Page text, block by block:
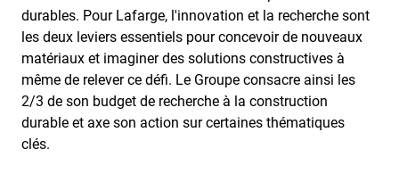
durables. Pour Lafarge, l'innovation et la recherche sont
les deux leviers essentiels pour concevoir de nouveaux
matériaux et imaginer des solutions constructives à
même de relever ce défi. Le Groupe consacre ainsi les
2/3 de son budget de recherche à la construction
durable et axe son action sur certaines thématiques
clés.